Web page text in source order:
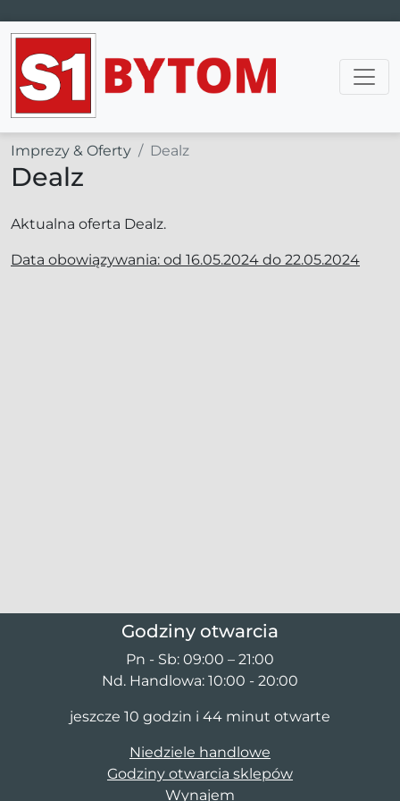
Main Navigation
Imprezy & Oferty Dealz
Dealz
Aktualna oferta Dealz.
Data obowiązywania: od 16.05.2024 do 22.05.2024
Godziny otwarcia
Pn - Sb: 09:00 – 21:00
Nd. Handlowa: 10:00 - 20:00
jeszcze 10 godzin i 44 minut otwarte
Niedziele handlowe
Godziny otwarcia sklepów
Wynajem